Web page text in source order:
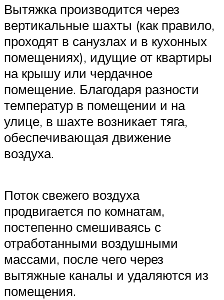
Вытяжка производится через
вертикальные шахты (как правило,
проходят в санузлах и в кухонных
помещениях), идущие от квартиры
на крышу или чердачное
помещение. Благодаря разности
температур в помещении и на
улице, в шахте возникает тяга,
обеспечивающая движение
воздуха.
Поток свежего воздуха
продвигается по комнатам,
постепенно смешиваясь с
отработанными воздушными
массами, после чего через
вытяжные каналы и удаляются из
помещения.